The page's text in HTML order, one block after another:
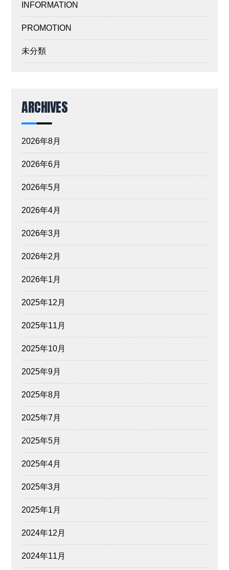
INFORMATION
PROMOTION
未分類
ARCHIVES
2026年8月
2026年6月
2026年5月
2026年4月
2026年3月
2026年2月
2026年1月
2025年12月
2025年11月
2025年10月
2025年9月
2025年8月
2025年7月
2025年5月
2025年4月
2025年3月
2025年1月
2024年12月
2024年11月